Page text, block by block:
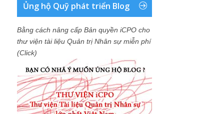
Ủng hộ Quỹ phát triển Blog
Bằng cách nâng cấp Bản quyền iCPO cho
thư viện tài liệu Quản trị Nhân sự miễn phí
(Click)